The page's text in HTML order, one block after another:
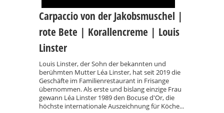
Carpaccio von der Jakobsmuschel |
rote Bete | Korallencreme | Louis
Linster
Louis Linster, der Sohn der bekannten und
berühmten Mutter Léa Linster, hat seit 2019 die
Geschäfte im Familienrestaurant in Frisange
übernommen. Als erste und bislang einzige Frau
gewann Léa Linster 1989 den Bocuse d'Or, die
höchste internationale Auszeichnung für Köche...